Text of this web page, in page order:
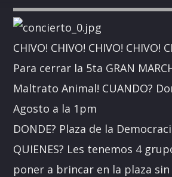
CHIVO! CHIVO! CHIVO! CHIVO!
Para cerrar la 5ta GRAN
Maltrato Animal! CUANDO?
Agosto a la 1pm
DONDE? Plaza de la
QUIENES? Les tenemos 4
poner a brincar en la plaza